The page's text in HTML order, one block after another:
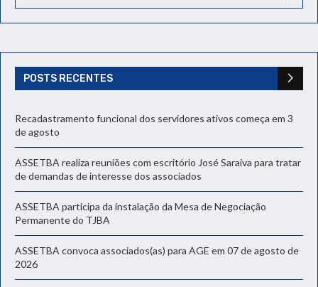
POSTS RECENTES
Recadastramento funcional dos servidores ativos começa em 3
de agosto
ASSETBA realiza reuniões com escritório José Saraiva para tratar
de demandas de interesse dos associados
ASSETBA participa da instalação da Mesa de Negociação
Permanente do TJBA
ASSETBA convoca associados(as) para AGE em 07 de agosto de
2026